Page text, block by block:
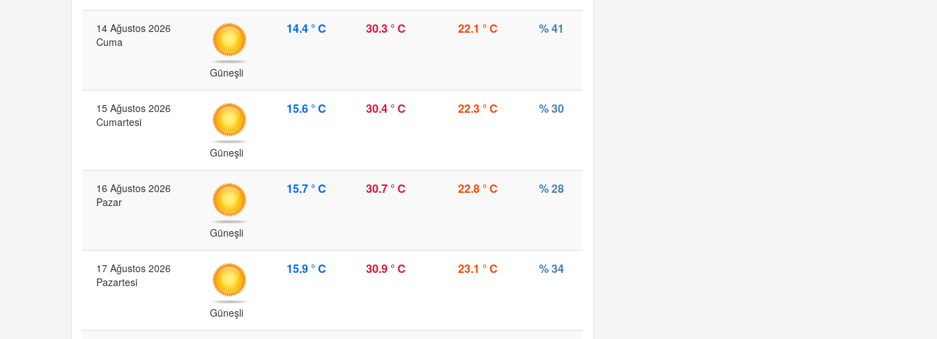
14 Ağustos 2026
Cuma
Güneşli
14.4 ° C 30.3 ° C 22.1 ° C % 41
15 Ağustos 2026
Cumartesi
Güneşli
15.6 ° C 30.4 ° C 22.3 ° C % 30
16 Ağustos 2026
Pazar
Güneşli
15.7 ° C 30.7 ° C 22.8 ° C % 28
17 Ağustos 2026
Pazartesi
Güneşli
15.9 ° C 30.9 ° C 23.1 ° C % 34